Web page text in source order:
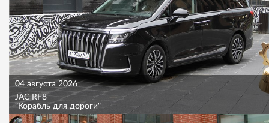
04 августа 2026
JAC RF8
"Корабль для дороги"